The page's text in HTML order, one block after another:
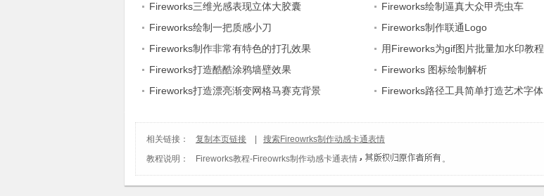
Fireworks三维光感表现立体大胶囊
Fireworks绘制逼真大众甲壳虫车
Fireworks绘制一把质感小刀
Fireworks制作联通Logo
Fireworks制作非常有特色的打孔效果
用Fireworks为gif图片批量加水印教程
Fireworks打造酷酷涂鸦墙壁效果
Fireworks 图标绘制解析
Fireworks打造漂亮渐变网格马赛克背景
Fireworks路径工具简单打造艺术字体
相关链接： 复制本页链接
搜索Fireowrks制作动感卡通表情
教程说明：
Fireworks教程-Fireowrks制作动感卡通表情 。